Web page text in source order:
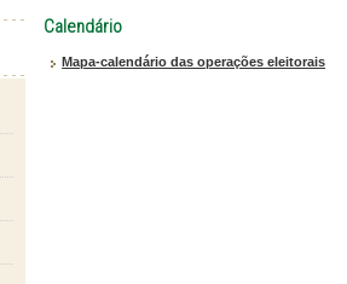
Calendário
Mapa-calendário das operações eleitorais